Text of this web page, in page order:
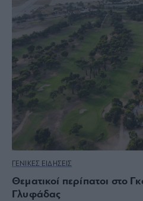
ΓΕΝΙΚΕΣ ΕΙΔΗΣΕΙΣ
Θεματικοί περίπατοι στο
Γλυφάδας